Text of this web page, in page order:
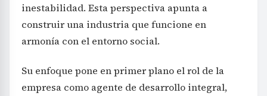
inestabilidad. Esta perspectiva apunta a
construir una industria que funcione en
armonía con el entorno social.
Su enfoque pone en primer plano el rol de la
empresa como agente de desarrollo integral,